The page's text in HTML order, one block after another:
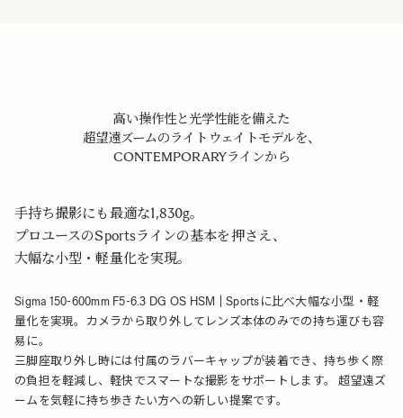
高い操作性と光学性能を備えた
超望遠ズームのライトウェイトモデルを、
CONTEMPORARYラインから
手持ち撮影にも最適な1,830g。
プロユースのSportsラインの基本を押さえ、
大幅な小型・軽量化を実現。
Sigma 150-600mm F5-6.3 DG OS HSM | Sportsに比べ大幅な小型・軽
量化を実現。カメラから取り外してレンズ本体のみでの持ち運びも容
易に。
三脚座取り外し時には付属のラバーキャップが装着でき、持ち歩く際
の負担を軽減し、軽快でスマートな撮影をサポートします。 超望遠ズ
ームを気軽に持ち歩きたい方への新しい提案です。